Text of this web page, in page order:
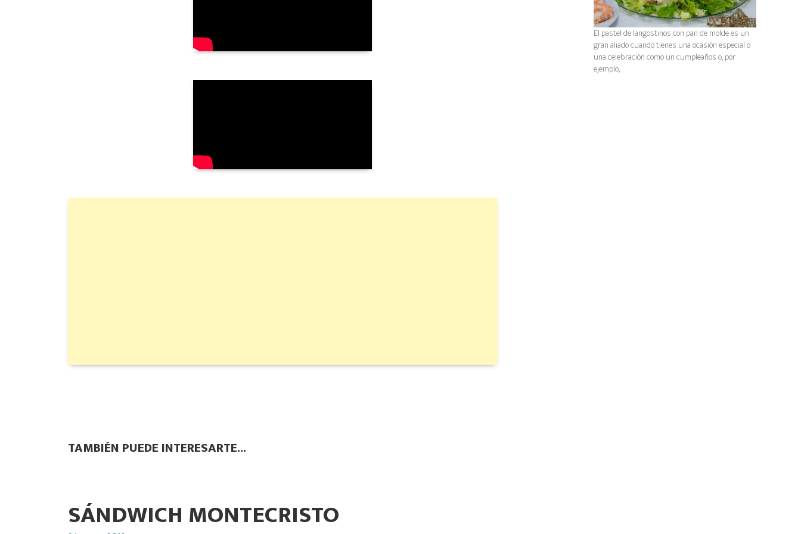
TAMBIÉN PUEDE INTERESARTE...
SÁNDWICH MONTECRISTO
El pastel de langostinos con pan de molde es un
gran aliado cuando tienes una ocasión especial o
una celebración como un cumpleaños o, por
ejemplo,